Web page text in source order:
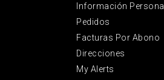
Información Personal
Pedidos
Facturas Por Abono
Direcciones
My Alerts